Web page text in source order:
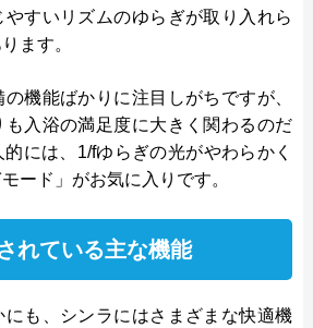
やすいリズムのゆらぎが取り入れら
ます。
機能ばかりに注目しがちですが、
も入浴の満足度に大きく関わるのだ
には、1/fゆらぎの光がやわらかく
ード」がお気に入りです。
れている主な機能
も、シンラにはさまざまな快適機